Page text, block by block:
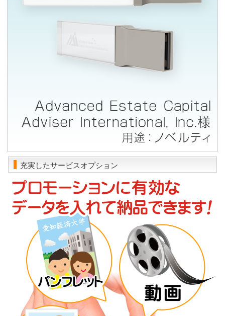
充実したサービスオプション